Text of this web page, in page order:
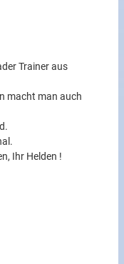
Trainer aus
macht man auch
Ihr Helden !